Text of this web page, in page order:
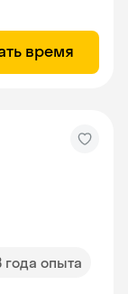
время
года опыта